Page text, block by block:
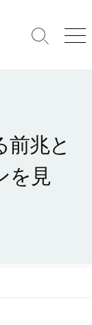
検
メ
前兆と
を見